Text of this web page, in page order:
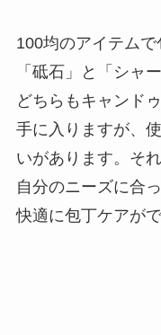
100均のアイテム
「砥石」と「シャ
どちらもキャンド
手に入りますが、
いがあります。そ
自分のニーズに合
快適に包丁ケアが